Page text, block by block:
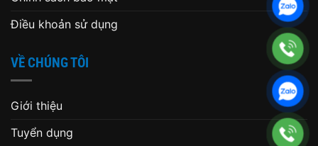
Điều khoản sử dụng
VỀ CHÚNG TÔI
Giới thiệu
Tuyển dụng